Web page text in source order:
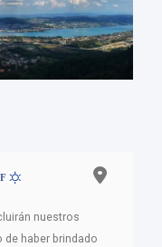
nuestros
haber brindado